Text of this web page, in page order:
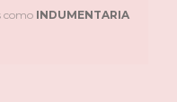
como INDUMENTARIA